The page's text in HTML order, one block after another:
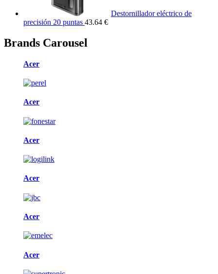
Destornillador eléctrico de
precisión 20 puntas 43.64 €
Brands Carousel
Acer
Acer
Acer
Acer
Acer
Acer